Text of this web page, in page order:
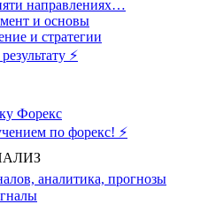
направлениях…
и основы
и стратегии
⚡️
Форекс
по форекс! ⚡
аналитика, прогнозы